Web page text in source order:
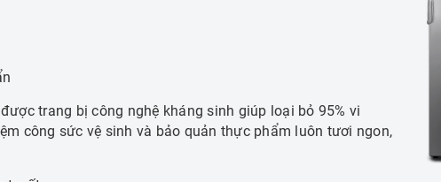
trang bị công nghệ kháng sinh giúp loại bỏ 95% vi
công sức vệ sinh và bảo quản thực phẩm luôn tươi ngon,